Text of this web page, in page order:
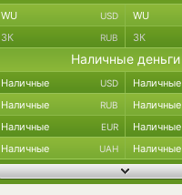
WU USD WU
ЗК RUB ЗК
Наличные деньги
Наличные USD Наличные
Наличные RUB Наличные
Наличные EUR Наличные
Наличные UAH Наличные